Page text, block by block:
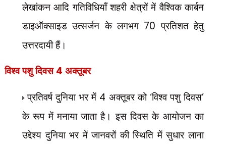
लेखांकन आदि गतिविधियाँ शहरी क्षेत्रों में वैश्विक कार्बन
डाइऑक्साइड उत्सर्जन के लगभग 70 प्रतिशत हेतु
उत्तरदायी हैं।
विश्व पशु दिवस 4 अक्तूबर
प्रतिवर्ष दुनिया भर में 4 अक्तूबर को ‘विश्व पशु दिवस’
के रूप में मनाया जाता है। इस दिवस के आयोजन का
उद्देश्य दुनिया भर में जानवरों की स्थिति में सुधार लाना